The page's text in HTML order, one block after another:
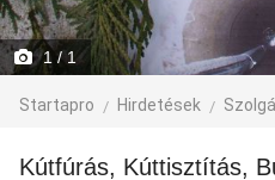
1 / 1
Startapro Hirdetések
Kútfúrás, Kúttisztítás, Budapesten és